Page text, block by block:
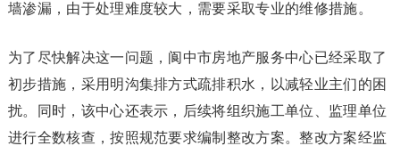
墙渗漏，由于处理难度较大，需要采取专业的维修措施。
为了尽快解决这一问题，阆中市房地产服务中心已经采取了
初步措施，采用明沟集排方式疏排积水，以减轻业主们的困
扰。同时，该中心还表示，后续将组织施工单位、监理单位
进行全数核查，按照规范要求编制整改方案。整改方案经监